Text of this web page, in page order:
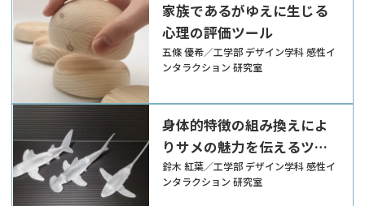
家族であるがゆえに生じる
心理の評価ツール
五條 優希／工学部 デザイン学科 感性イ
ンタラクション 研究室
身体的特徴の組み換えによ
りサメの魅力を伝えるツー
ル
鈴木 紅葉／工学部 デザイン学科 感性イ
ンタラクション 研究室